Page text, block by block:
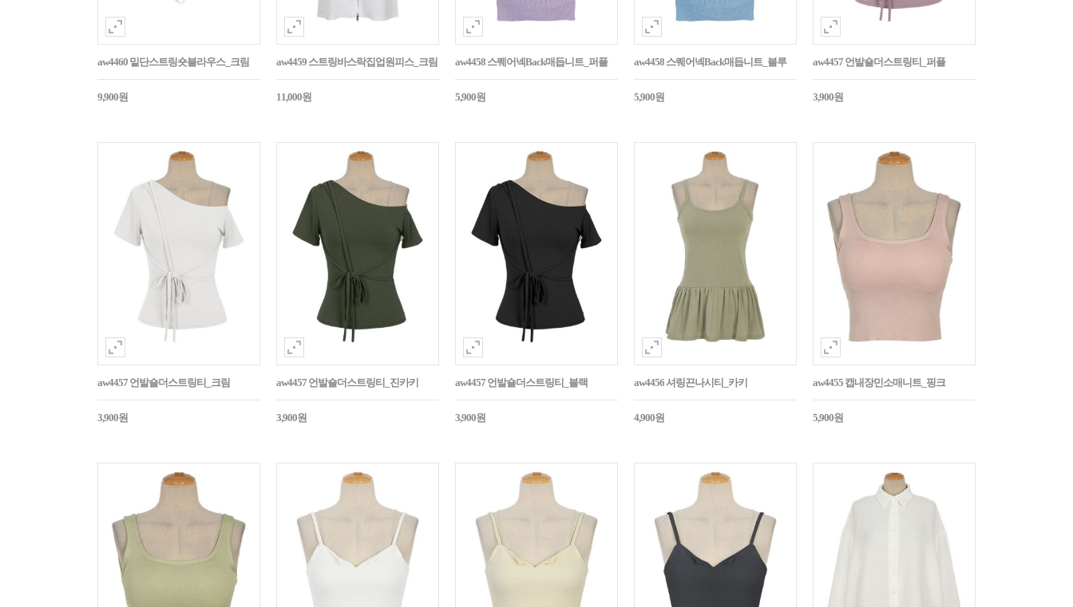
aw4460 밑단스트링숏블라우스_크림
9,900원
aw4459 스트링바스락집업원피스_크림
11,000원
aw4458 스퀘어넥Back매듭니트_퍼플
5,900원
aw4458 스퀘어넥Back매듭니트_블루
5,900원
aw4457 언발숄더스트링티_퍼플
3,900원
aw4457 언발숄더스트링티_크림
3,900원
aw4457 언발숄더스트링티_진카키
3,900원
aw4457 언발숄더스트링티_블랙
3,900원
aw4456 셔링끈나시티_카키
4,900원
aw4455 캡내장민소매니트_핑크
5,900원